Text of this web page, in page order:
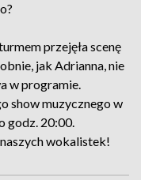
przejęła scenę
jak Adrianna, nie
w programie.
show muzycznego w
godz. 20:00.
wokalistek!